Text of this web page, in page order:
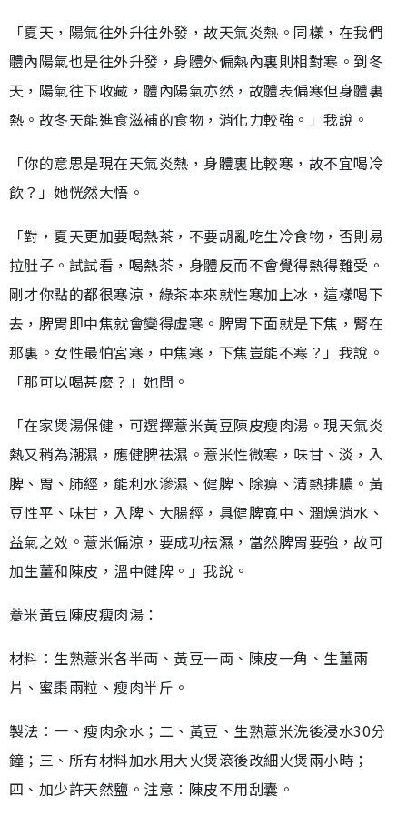
「夏天，陽氣往外升往外發，故天氣炎熱。同樣，在我們
體內陽氣也是往外升發，身體外偏熱內裏則相對寒。到冬
天，陽氣往下收藏，體內陽氣亦然，故體表偏寒但身體裏
熱。故冬天能進食滋補的食物，消化力較強。」我說。
「你的意思是現在天氣炎熱，身體裏比較寒，故不宜喝冷
飲？」她恍然大悟。
「對，夏天更加要喝熱茶，不要胡亂吃生冷食物，否則易
拉肚子。試試看，喝熱茶，身體反而不會覺得熱得難受。
剛才你點的都很寒涼，綠茶本來就性寒加上冰，這樣喝下
去，脾胃即中焦就會變得虛寒。脾胃下面就是下焦，腎在
那裏。女性最怕宮寒，中焦寒，下焦豈能不寒？」我說。
「那可以喝甚麼？」她問。
「在家煲湯保健，可選擇薏米黃豆陳皮瘦肉湯。現天氣炎
熱又稍為潮濕，應健脾祛濕。薏米性微寒，味甘、淡，入
脾、胃、肺經，能利水滲濕、健脾、除痹、清熱排膿。黃
豆性平、味甘，入脾、大腸經，具健脾寬中、潤燥消水、
益氣之效。薏米偏涼，要成功祛濕，當然脾胃要強，故可
加生薑和陳皮，溫中健脾。」我說。
薏米黃豆陳皮瘦肉湯：
材料︰生熟薏米各半両、黃豆一両、陳皮一角、生薑兩
片、蜜棗兩粒、瘦肉半斤。
製法︰一、瘦肉汆水；二、黃豆、生熟薏米洗後浸水30分
鐘；三、所有材料加水用大火煲滾後改細火煲兩小時；
四、加少許天然鹽。注意︰陳皮不用刮囊。